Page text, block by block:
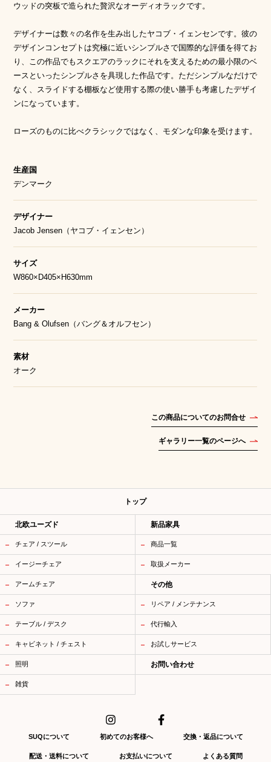
ウッドの突板で造られた贅沢なオーディオラックです。
デザイナーは数々の名作を生み出したヤコブ・イェンセンです。彼の
デザインコンセプトは究極に近いシンプルさで国際的な評価を得てお
り、この作品でもスクエアのラックにそれを支えるための最小限のベ
ースといったシンプルさを具現した作品です。ただシンプルなだけで
なく、スライドする棚板など使用する際の使い勝手も考慮したデザイ
ンになっています。
ローズのものに比べクラシックではなく、モダンな印象を受けます。
生産国
デンマーク
デザイナー
Jacob Jensen（ヤコブ・イェンセン）
サイズ
W860×D405×H630mm
メーカー
Bang & Olufsen（バング＆オルフセン）
素材
オーク
この商品についてのお問合せ
ギャラリー一覧のページへ
トップ
北欧ユーズド
チェア / スツール
イージーチェア
アームチェア
ソファ
テーブル / デスク
キャビネット / チェスト
照明
雑貨
新品家具
商品一覧
取扱メーカー
その他
リペア / メンテナンス
代行輸入
お試しサービス
お問い合わせ
SUQについて 初めてのお客様へ 交換・返品について
配送・送料について お支払いについて よくある質問